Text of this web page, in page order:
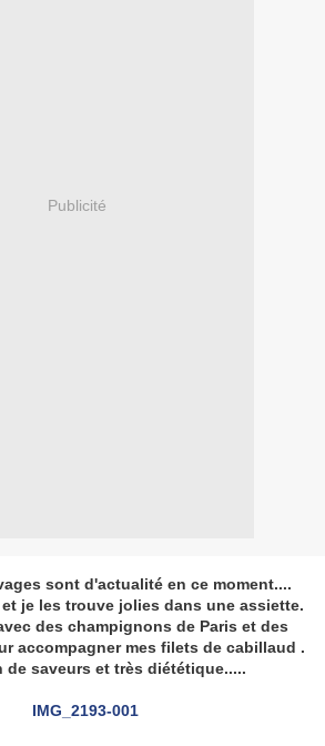
Publicité
sont d'actualité en ce moment....
je les trouve jolies dans une assiette.
des champignons de Paris et des
accompagner mes filets de cabillaud .
de saveurs et très diététique.....